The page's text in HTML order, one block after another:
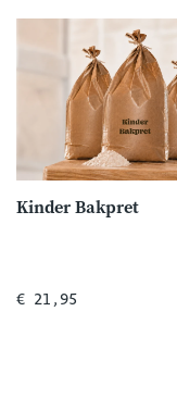
Kinder Bakpret
€ 21,95